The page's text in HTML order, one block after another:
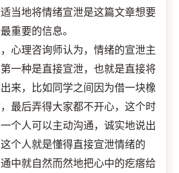
当地将情绪宣泄是这篇文章想要
重要的信息。
心理咨询师认为，情绪的宣泄主
一种是直接宣泄，也就是直接将
来，比如同学之间因为借一块橡
最后弄得大家都不开心，这个时
个人可以主动沟通，诚实地说出
个人就是懂得直接宣泄情绪的
中就自然而然地把心中的疙瘩给